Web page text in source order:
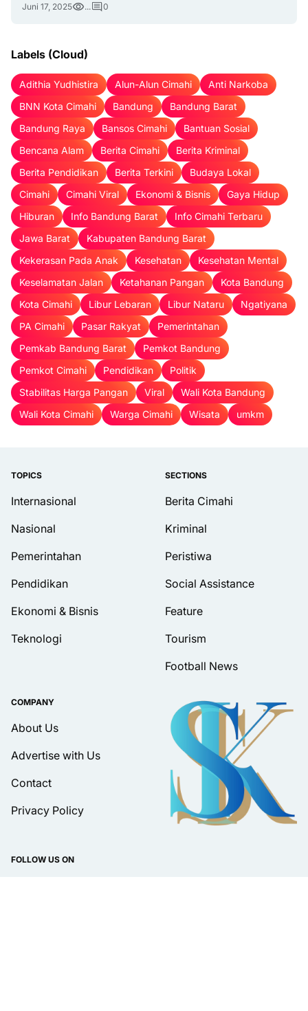
Juni 17, 2025 ... 0
Labels (Cloud)
Adithia Yudhistira Alun-Alun Cimahi
Anti Narkoba
BNN Kota Cimahi
Bandung
Bandung Barat
Bandung Raya
Bansos Cimahi
Bantuan Sosial
Bencana Alam
Berita Cimahi
Berita Kriminal
Berita Pendidikan
Berita Terkini
Budaya Lokal
Cimahi
Cimahi Viral Ekonomi & Bisnis
Gaya Hidup
Hiburan
Info Bandung Barat
Info Cimahi Terbaru
Jawa Barat
Kabupaten Bandung Barat
Kekerasan Pada Anak
Kesehatan
Kesehatan Mental
Keselamatan Jalan
Ketahanan Pangan
Kota Bandung
Kota Cimahi
Libur Lebaran Libur Nataru
Ngatiyana
PA Cimahi
Pasar Rakyat
Pemerintahan
Pemkab Bandung Barat
Pemkot Bandung
Pemkot Cimahi
Pendidikan
Politik
Stabilitas Harga Pangan
Viral
Wali Kota Bandung
Wali Kota Cimahi
Warga Cimahi Wisata umkm
TOPICS
Internasional
Nasional
Pemerintahan
Pendidikan
Ekonomi & Bisnis
Teknologi
SECTIONS
Berita Cimahi
Kriminal
Peristiwa
Social Assistance
Feature
Tourism
Football News
COMPANY
About Us
Advertise with Us
Contact
Privacy Policy
FOLLOW US ON